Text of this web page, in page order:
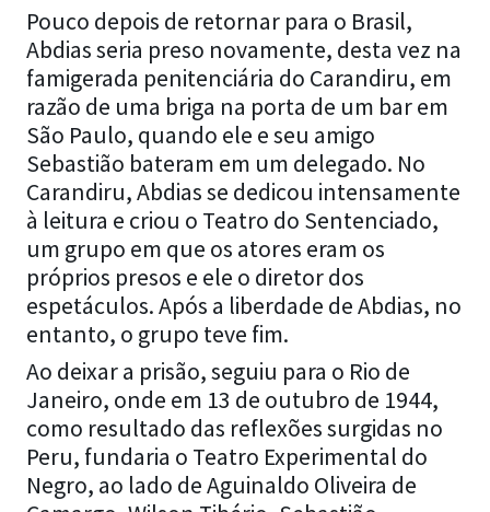
Pouco depois de retornar para o Brasil,
Abdias seria preso novamente, desta vez na
famigerada penitenciária do Carandiru, em
razão de uma briga na porta de um bar em
São Paulo, quando ele e seu amigo
Sebastião bateram em um delegado. No
Carandiru, Abdias se dedicou intensamente
à leitura e criou o Teatro do Sentenciado,
um grupo em que os atores eram os
próprios presos e ele o diretor dos
espetáculos. Após a liberdade de Abdias, no
entanto, o grupo teve fim.
Ao deixar a prisão, seguiu para o Rio de
Janeiro, onde em 13 de outubro de 1944,
como resultado das reflexões surgidas no
Peru, fundaria o Teatro Experimental do
Negro, ao lado de Aguinaldo Oliveira de